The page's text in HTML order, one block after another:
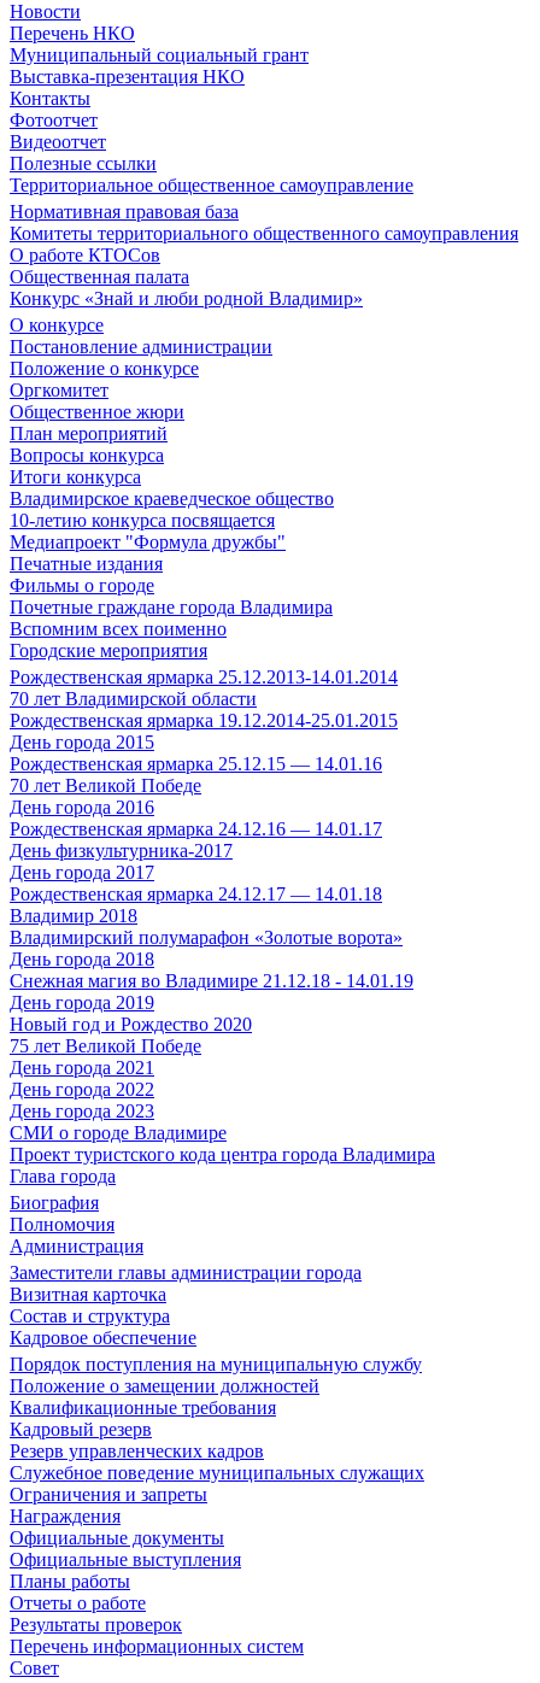
Новости
Перечень НКО
Муниципальный социальный грант
Выставка-презентация НКО
Контакты
Фотоотчет
Видеоотчет
Полезные ссылки
Территориальное общественное самоуправление
Нормативная правовая база
Комитеты территориального общественного самоуправления
О работе КТОСов
Общественная палата
Конкурс «Знай и люби родной Владимир»
О конкурсе
Постановление администрации
Положение о конкурсе
Оргкомитет
Общественное жюри
План мероприятий
Вопросы конкурса
Итоги конкурса
Владимирское краеведческое общество
10-летию конкурса посвящается
Медиапроект "Формула дружбы"
Печатные издания
Фильмы о городе
Почетные граждане города Владимира
Вспомним всех поименно
Городские мероприятия
Рождественская ярмарка 25.12.2013-14.01.2014
70 лет Владимирской области
Рождественская ярмарка 19.12.2014-25.01.2015
День города 2015
Рождественская ярмарка 25.12.15 — 14.01.16
70 лет Великой Победе
День города 2016
Рождественская ярмарка 24.12.16 — 14.01.17
День физкультурника-2017
День города 2017
Рождественская ярмарка 24.12.17 — 14.01.18
Владимир 2018
Владимирский полумарафон «Золотые ворота»
День города 2018
Снежная магия во Владимире 21.12.18 - 14.01.19
День города 2019
Новый год и Рождество 2020
75 лет Великой Победе
День города 2021
День города 2022
День города 2023
СМИ о городе Владимире
Проект туристского кода центра города Владимира
Глава города
Биография
Полномочия
Администрация
Заместители главы администрации города
Визитная карточка
Состав и структура
Кадровое обеспечение
Порядок поступления на муниципальную службу
Положение о замещении должностей
Квалификационные требования
Кадровый резерв
Резерв управленческих кадров
Служебное поведение муниципальных служащих
Ограничения и запреты
Награждения
Официальные документы
Официальные выступления
Планы работы
Отчеты о работе
Результаты проверок
Перечень информационных систем
Совет